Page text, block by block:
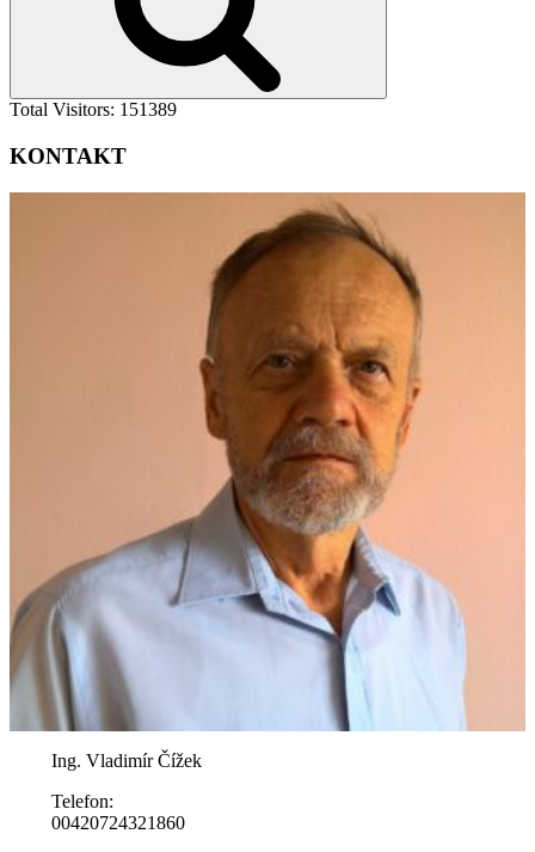
Total Visitors: 151389
KONTAKT
Ing. Vladimír Čížek
Telefon:
00420724321860